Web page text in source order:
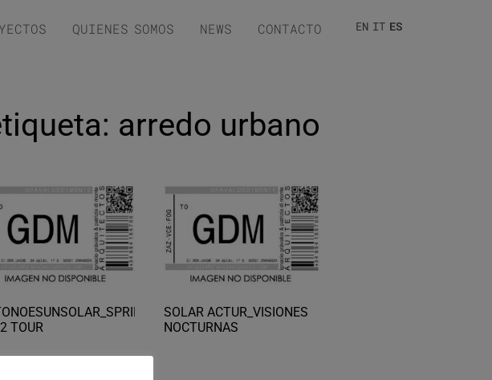
QUIENES SOMOS NEWS CONTACTO EN IT ES
arredo urbano
TOUR
SOLAR ACTUR_VISIONES
NOCTURNAS